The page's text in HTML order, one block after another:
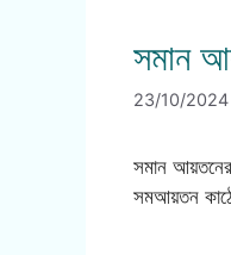
সমান
23/10/2024
সমান
সমআয়তন